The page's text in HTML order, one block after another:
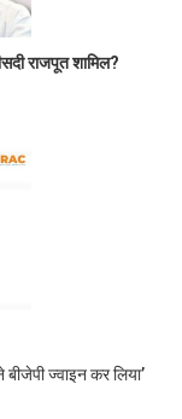
राजपूत शामिल?
ज्वाइन कर लिया’